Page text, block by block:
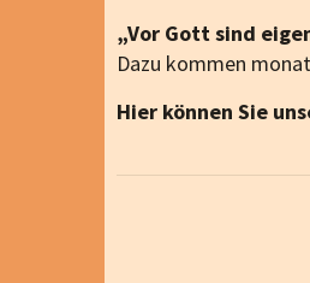
„Vor Gott sind
Dazu kommen
Hier können Sie